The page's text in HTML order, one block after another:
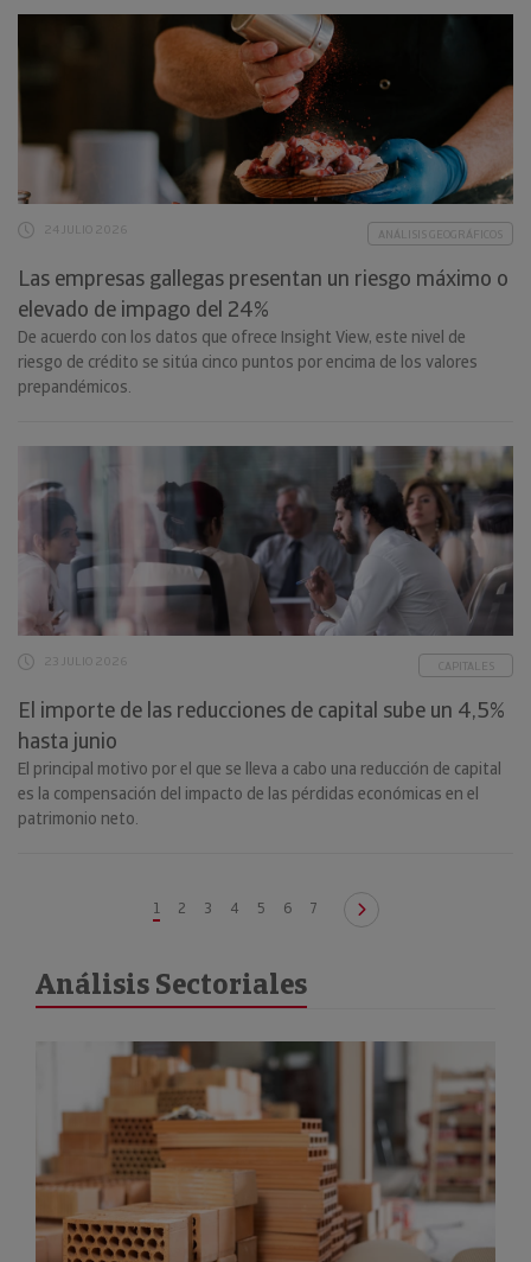
24 JULIO 2026 ANÁLISIS GEOGRÁFICOS
Las empresas gallegas presentan un riesgo máximo o
elevado de impago del 24%
De acuerdo con los datos que ofrece Insight View, este nivel de
riesgo de crédito se sitúa cinco puntos por encima de los valores
prepandémicos.
23 JULIO 2026 CAPITALES
El importe de las reducciones de capital sube un 4,5%
hasta junio
El principal motivo por el que se lleva a cabo una reducción de capital
es la compensación del impacto de las pérdidas económicas en el
patrimonio neto.
1 2 3 4 5 6 7
Análisis Sectoriales